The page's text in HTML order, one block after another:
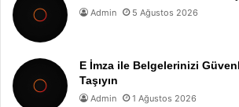
Admin 5 Ağustos 2026
E İmza ile Belgelerinizi
Taşıyın
Admin 1 Ağustos 2026